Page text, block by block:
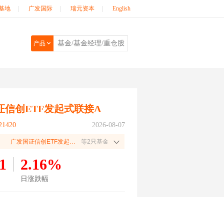
地 广发国际 瑞元资本 English
产品
信创ETF发起式联接A
2026-08-07
广发国证信创ETF发起式联接C 等2只基金
2.16%
日涨跌幅